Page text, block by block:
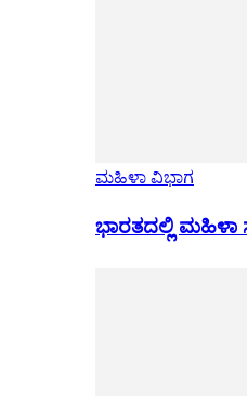
ಮಹಿಳಾ ವಿಭಾಗ
ಭಾರತದಲ್ಲಿ ಮಹಿಳಾ